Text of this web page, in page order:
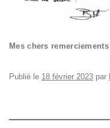
Mes chers remerciements
Publié le 18 février 2023 par